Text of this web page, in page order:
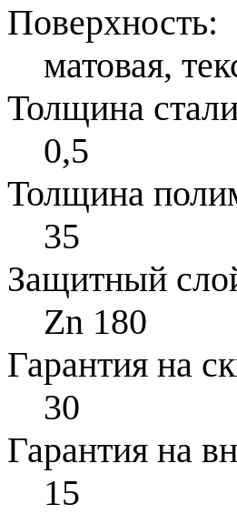
Поверхность:
матовая,
Толщина
0,5
Толщина
35
Защитный
Zn 180
Гарантия на
30
Гарантия на
15